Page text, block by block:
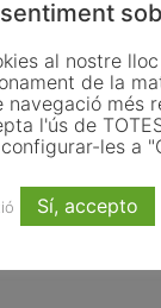
al nostre
de la
navegació més
l'ús de
les a
Sí, accepto